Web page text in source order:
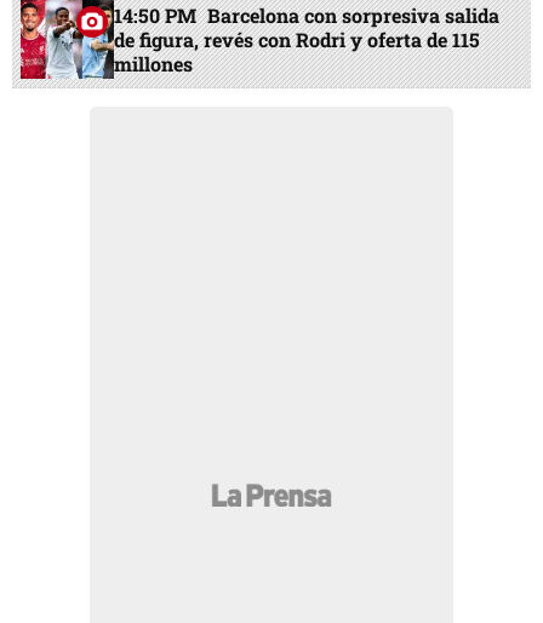
14:50 PM Barcelona con sorpresiva salida
de figura, revés con Rodri y oferta de 115
millones